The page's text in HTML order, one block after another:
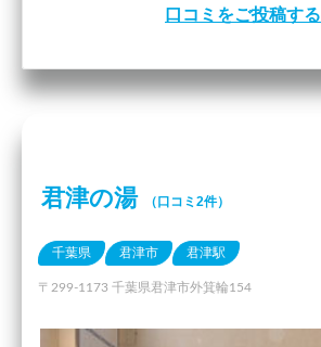
口コミをご投稿する
君津の湯 （口コミ2件）
千葉県 君津市 君津駅
〒299-1173 千葉県君津市外箕輪154